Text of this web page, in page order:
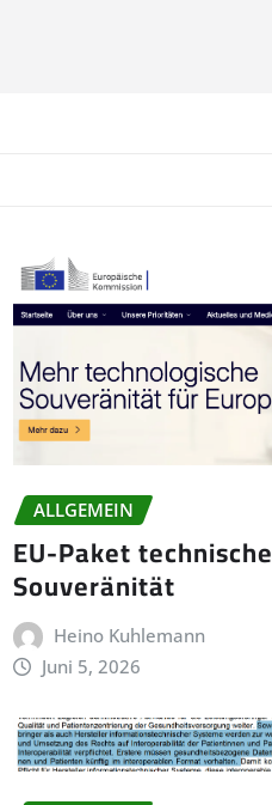
ALLGEMEIN
EU-Paket technische
Souveränität
Heino Kuhlemann
Juni 5, 2026